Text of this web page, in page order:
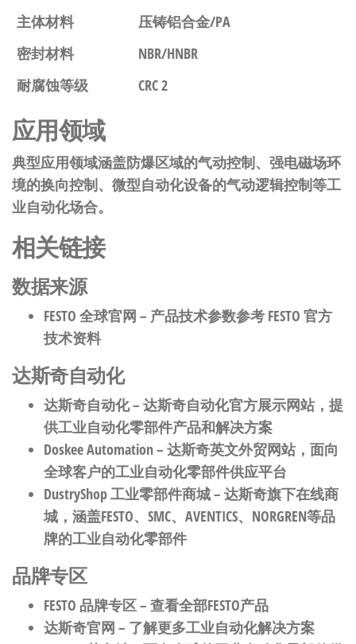
主体材料
压铸铝合金/PA
密封材料
NBR/HNBR
耐腐蚀等级
CRC 2
应用领域
典型应用领域涵盖防爆区域的气动控制、强电磁场环
境的换向控制、微型自动化设备的气动逻辑控制等工
业自动化场合。
相关链接
数据来源
FESTO 全球官网 – 产品技术参数参考 FESTO 官方
技术资料
达斯奇自动化
达斯奇自动化– 达斯奇自动化官方展示网站，提
供工业自动化零部件产品和解决方案
Doskee Automation– 达斯奇英文外贸网站，面向
全球客户的工业自动化零部件供应平台
DustryShop 工业零部件商城– 达斯奇旗下在线商
城，涵盖FESTO、SMC、AVENTICS、NORGREN等品
牌的工业自动化零部件
品牌专区
FESTO 品牌专区– 查看全部FESTO产品
达斯奇官网 – 了解更多工业自动化解决方案